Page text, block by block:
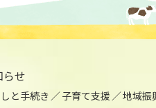
らせ
と手続き 子育て支援 地域振